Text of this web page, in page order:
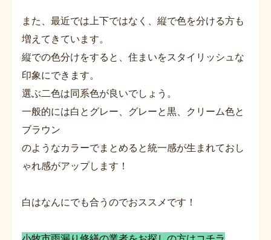
また、最近では上下ではなく、縦で色を分ける方も
増えてきています。
縦での色分けをすると、住まいをスタイリッシュな
印象にできます。
選ぶ二色は同系色が良いでしょう。
一般的には白とグレー、グレーと黒、クリーム色と
ブラウン
のようなカラーでまとめると統一感が生まれておし
ゃれ感がアップします！
白はなんにでも合うのでおススメです！